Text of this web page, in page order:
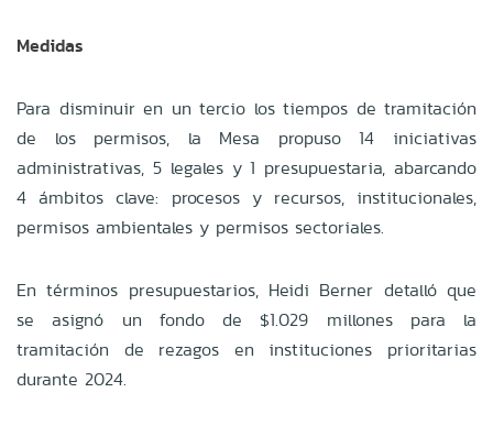
Medidas
Para disminuir en un tercio los tiempos de tramitación
de los permisos, la Mesa propuso 14 iniciativas
administrativas, 5 legales y 1 presupuestaria, abarcando
4 ámbitos clave: procesos y recursos, institucionales,
permisos ambientales y permisos sectoriales.
En términos presupuestarios, Heidi Berner detalló que
se asignó un fondo de $1.029 millones para la
tramitación de rezagos en instituciones prioritarias
durante 2024.